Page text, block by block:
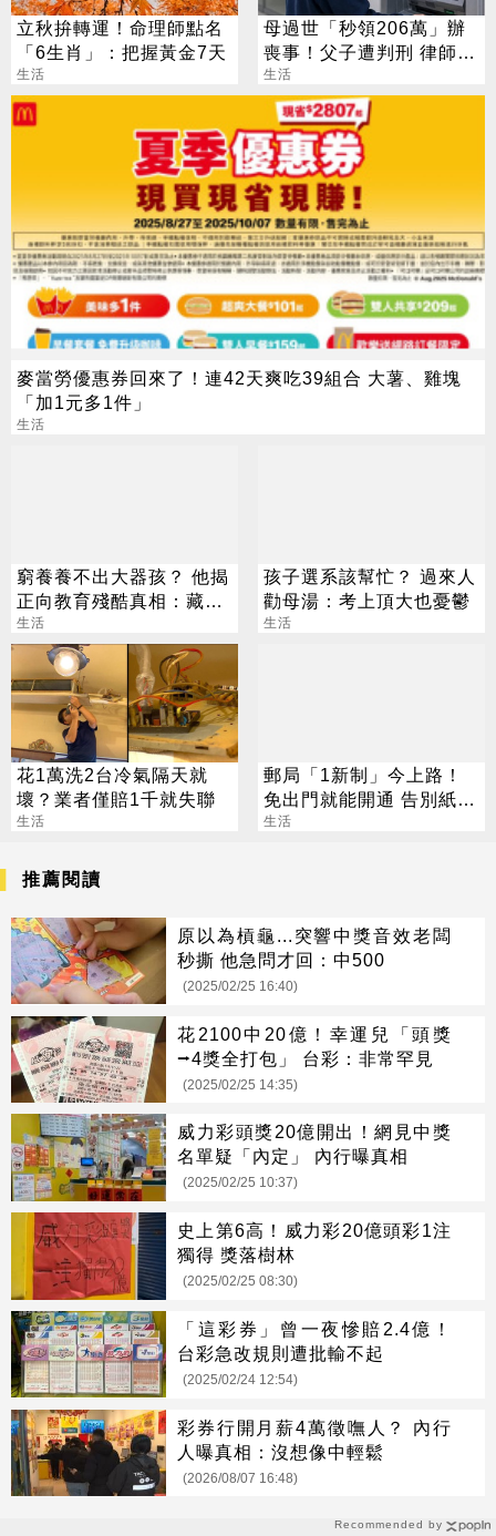
立秋拚轉運！命理師點名
「6生肖」：把握黃金7天
生活
母過世「秒領206萬」辦
喪事！父子遭判刑 律師：
搶錢先下手是罪
生活
麥當勞優惠券回來了！連42天爽吃39組合 大薯、雞塊
「加1元多1件」
生活
窮養養不出大器孩？ 他揭
正向教育殘酷真相：藏了
「階級緩衝墊」
生活
孩子選系該幫忙？ 過來人
勸母湯：考上頂大也憂鬱
生活
花1萬洗2台冷氣隔天就
壞？業者僅賠1千就失聯
生活
郵局「1新制」今上路！
免出門就能開通 告別紙本
不用跑臨櫃
生活
Recommended by
推薦閱讀
原以為槓龜...突響中獎音效老闆
秒撕 他急問才回：中500
(2025/02/25 16:40)
花2100中20億！幸運兒「頭獎
⭢4獎全打包」 台彩：非常罕見
(2025/02/25 14:35)
威力彩頭獎20億開出！網見中獎
名單疑「內定」 內行曝真相
(2025/02/25 10:37)
史上第6高！威力彩20億頭彩1注
獨得 獎落樹林
(2025/02/25 08:30)
「這彩券」曾一夜慘賠2.4億！
台彩急改規則遭批輸不起
(2025/02/24 12:54)
彩券行開月薪4萬徵嘸人？ 內行
人曝真相：沒想像中輕鬆
(2026/08/07 16:48)